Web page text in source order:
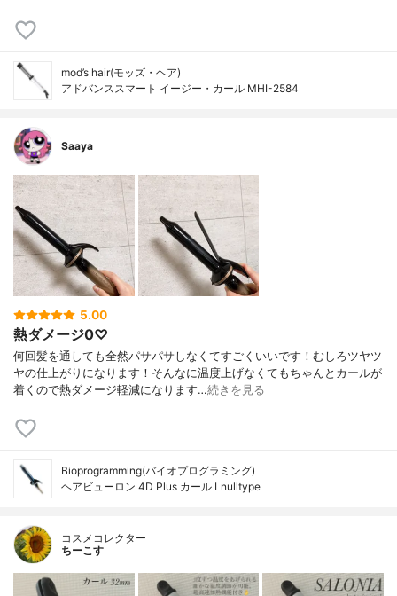
mod’s hair(モッズ・ヘア)
アドバンススマート イージー・カール MHI-2584
Saaya
5.00
熱ダメージ0♡
何回髪を通しても全然パサパサしなくてすごくいいです！むしろツヤツ
ヤの仕上がりになります！そんなに温度上げなくてもちゃんとカールが
着くので熱ダメージ軽減になります…続きを見る
Bioprogramming(バイオプログラミング)
ヘアビューロン 4D Plus カール Lnulltype
コスメコレクター
ちーこす